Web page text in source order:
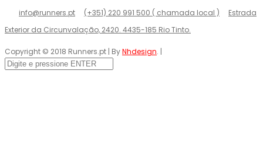
info@runners.pt (+351) 220 991 500 ( chamada local )
Estrada
Exterior da Circunvalação, 2420. 4435-185 Rio Tinto.
Copyright © 2018 Runners.pt | ByNhdesign. |